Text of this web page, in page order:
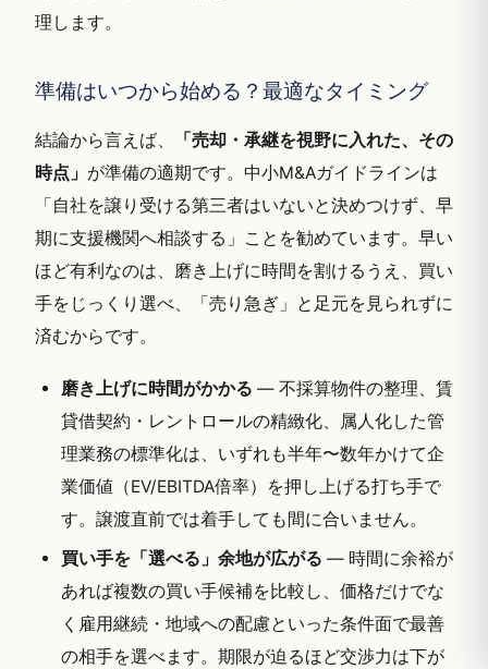
理します。
準備はいつから始める？最適なタイミング
結論から言えば、
「売却・承継を視野に入れた、その
時点」 が準備の適期です。中小M&Aガイドラインは
「自社を譲り受ける第三者はいないと決めつけず、早
期に支援機関へ相談する」ことを勧めています。早い
ほど有利なのは、磨き上げに時間を割けるうえ、買い
手をじっくり選べ、「売り急ぎ」と足元を見られずに
済むからです。
磨き上げに時間がかかる — 不採算物件の整理、賃
貸借契約・レントロールの精緻化、属人化した管
理業務の標準化は、いずれも半年〜数年かけて企
業価値（EV/EBITDA倍率）を押し上げる打ち手で
す。譲渡直前では着手しても間に合いません。
買い手を「選べる」余地が広がる — 時間に余裕が
あれば複数の買い手候補を比較し、価格だけでな
く雇用継続・地域への配慮といった条件面で最善
の相手を選べます。期限が迫るほど交渉力は下が